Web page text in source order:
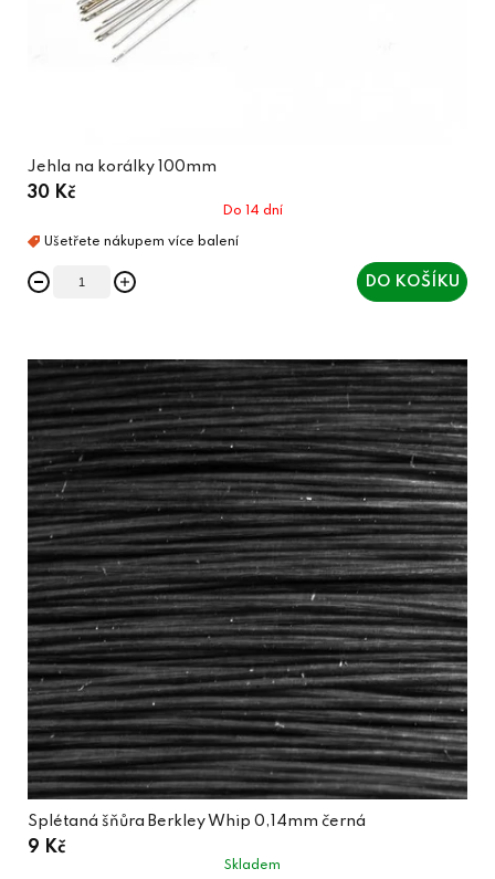
Jehla na korálky 100mm
30 Kč
Do 14 dní
DO KOŠÍKU
Splétaná šňůra Berkley Whip 0,14mm černá
9 Kč
Skladem